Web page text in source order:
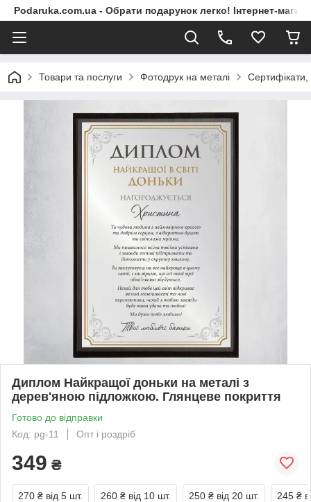
Podaruka.com.ua - Обрати подарунок легко! Інтернет-
Товари та послуги Фотодрук на металі
Диплом Найкращої доньки на металі з
дерев'яною підложкою. Глянцеве покриття
Готово до відправки
Код: pg-11
Опт і роздріб
349 ₴
270 ₴ від 5 шт. 260 ₴ від 10 шт. 250 ₴ від 20 шт. 245 ₴